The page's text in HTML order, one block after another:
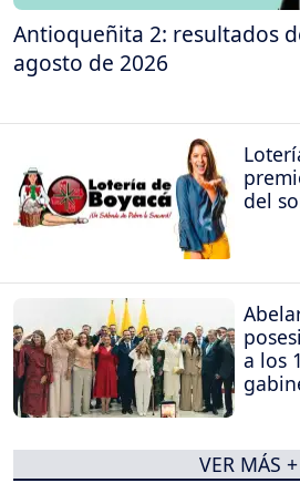
Antioqueñita 2: resultados
agosto de 2026
del
a los
VER MÁS +